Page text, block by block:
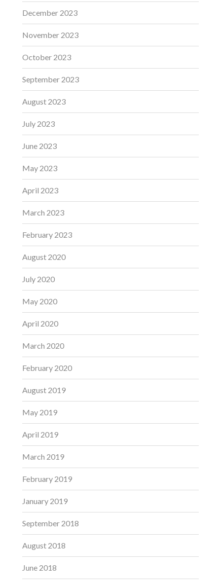
December 2023
November 2023
October 2023
September 2023
August 2023
July 2023
June 2023
May 2023
April 2023
March 2023
February 2023
August 2020
July 2020
May 2020
April 2020
March 2020
February 2020
August 2019
May 2019
April 2019
March 2019
February 2019
January 2019
September 2018
August 2018
June 2018